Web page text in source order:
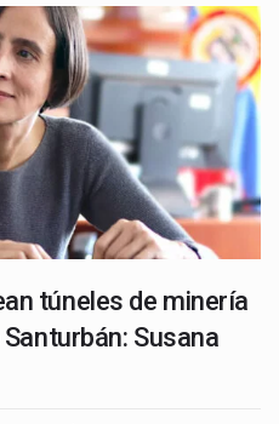
túneles de minería
Susana